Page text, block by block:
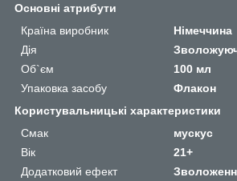
Основні атрибути
Країна виробник
Німеччина
Дія
Об`єм
100 мл
Упаковка засобу
Флакон
Користувальницькі характеристики
Смак
мускус
Вік
21+
Додатковий ефект